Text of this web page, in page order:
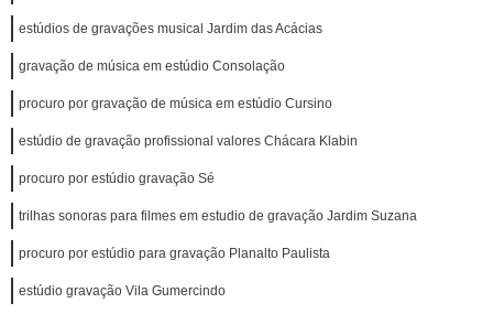
estúdios de gravações musical Jardim das Acácias
gravação de música em estúdio Consolação
procuro por gravação de música em estúdio Cursino
estúdio de gravação profissional valores Chácara Klabin
procuro por estúdio gravação Sé
trilhas sonoras para filmes em estudio de gravação Jardim Suzana
procuro por estúdio para gravação Planalto Paulista
estúdio gravação Vila Gumercindo